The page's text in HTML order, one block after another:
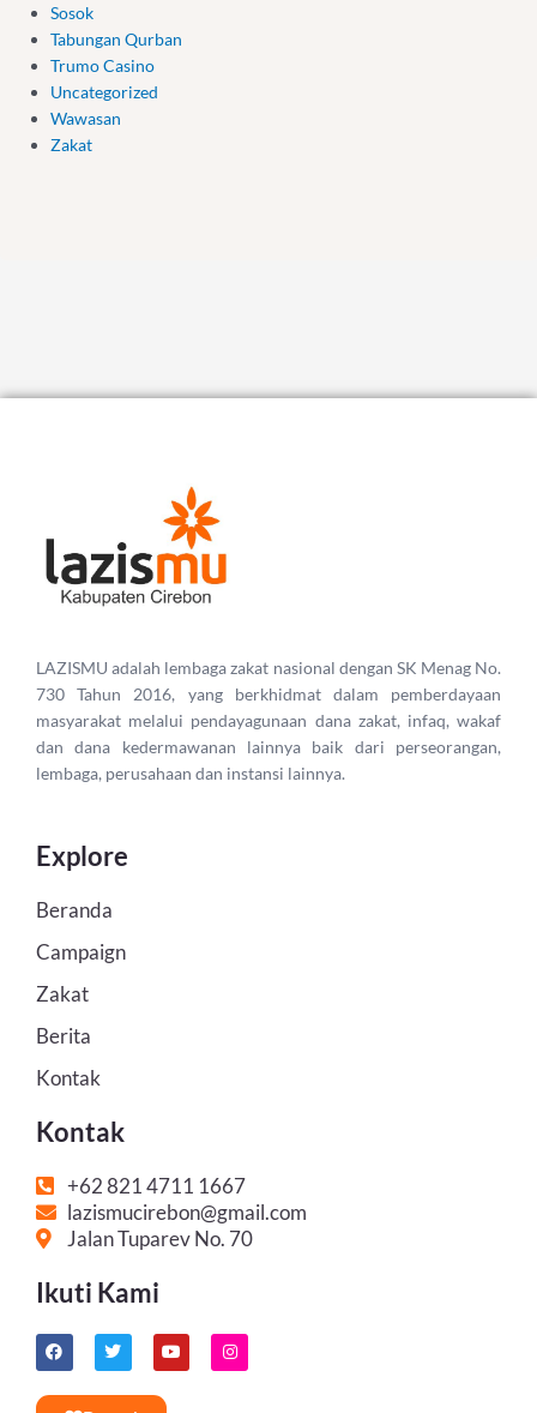
Sosok
Tabungan Qurban
Trumo Casino
Uncategorized
Wawasan
Zakat
LAZISMU adalah lembaga zakat nasional dengan SK Menag No.
730 Tahun 2016, yang berkhidmat dalam pemberdayaan
masyarakat melalui pendayagunaan dana zakat, infaq, wakaf
dan dana kedermawanan lainnya baik dari perseorangan,
lembaga, perusahaan dan instansi lainnya.
Explore
Beranda
Campaign
Zakat
Berita
Kontak
Kontak
+62 821 4711 1667
lazismucirebon@gmail.com
Jalan Tuparev No. 70
Ikuti Kami
F
a
c
e
T
w
i
t
Y
o
u
I
n
s